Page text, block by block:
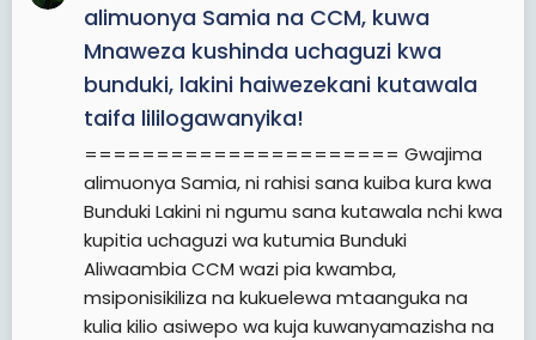
alimuonya Samia na CCM, kuwa
Mnaweza kushinda uchaguzi kwa
bunduki, lakini haiwezekani kutawala
taifa lililogawanyika!
====================== Gwajima
alimuonya Samia, ni rahisi sana kuiba kura kwa
Bunduki Lakini ni ngumu sana kutawala nchi kwa
kupitia uchaguzi wa kutumia Bunduki
Aliwaambia CCM wazi pia kwamba,
msiponisikiliza na kukuelewa mtaanguka na
kulia kilio asiwepo wa kuja kuwanyamazisha na